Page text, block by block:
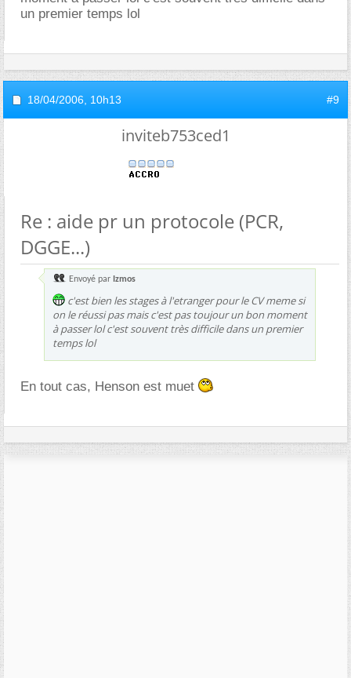
un premier temps lol
18/04/2006, 10h13 #9
inviteb753ced1
Re : aide pr un protocole (PCR,
DGGE...)
Envoyé par Izmos
c'est bien les stages à l'etranger pour le CV meme si
on le réussi pas mais c'est pas toujour un bon moment
à passer lol c'est souvent très difficile dans un premier
temps lol
En tout cas, Henson est muet